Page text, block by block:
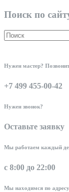
Поиск по
Нужен мастер?
+7 499 455-00-42
Нужен звонок?
Оставьте заявку
Мы работаем каждый
с 8:00 до 22:00
Мы находимся по адресу